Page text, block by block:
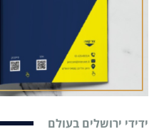
ידידי ירושלים בעולם